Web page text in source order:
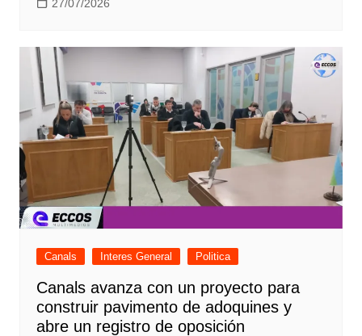
27/07/2026
Canals Interes General Politica
Canals avanza con un proyecto para
construir pavimento de adoquines y
abre un registro de oposición